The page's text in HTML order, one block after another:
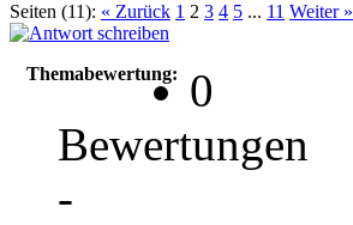
Seiten (11): « Zurück 1 2 3 4 5 ... 11 Weiter »
Themabewertung:
0
Bewertungen
-